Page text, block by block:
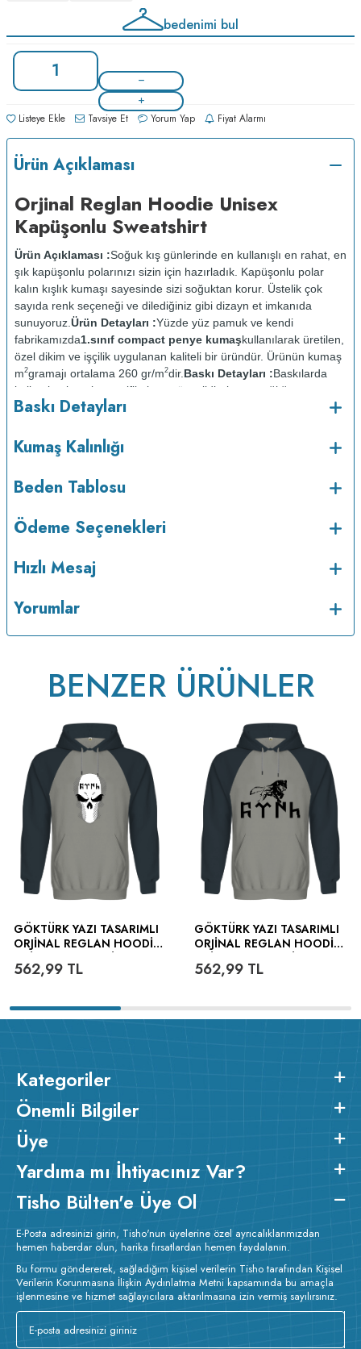
bedenimi bul
Listeye Ekle Tavsiye Et Yorum Yap Fiyat Alarmı
Ürün Açıklaması
Orjinal Reglan Hoodie Unisex
Kapüşonlu Sweatshirt
Ürün Açıklaması :Soğuk kış günlerinde en kullanışlı en rahat, en
şık kapüşonlu polarınızı sizin için hazırladık. Kapüşonlu polar
kalın kışlık kumaşı sayesinde sizi soğuktan korur. Üstelik çok
sayıda renk seçeneği ve dilediğiniz gibi dizayn et imkanıda
sunuyoruz. Ürün Detayları :Yüzde yüz pamuk ve kendi
fabrikamızda1.sınıf compact penye kumaşkullanılarak üretilen,
özel dikim ve işçilik uygulanan kaliteli bir üründür. Ürünün kumaş
m2gramajı ortalama 260 gr/m2dir. Baskı Detayları :Baskılarda
kullanılan boyalar sertifikalı ve güvenlidir; insan sağlığına zarar
Kumaş Kalınlığı :
Kısa programda maksimum 30
yıkanır.Kuru temizleme yapılmaz.
Baskı Detayları
Kumaş Kalınlığı
Beden Tablosu
Ödeme Seçenekleri
Hızlı Mesaj
Yorumlar
BENZER ÜRÜNLER
GÖKTÜRK YAZI TASARIMLI
ORJINAL REGLAN HOODIE
562,99 TL
GÖKTÜRK YAZI TASARIMLI
ORJINAL REGLAN HOODIE
562,99TL
Kategoriler
Önemli Bilgiler
Üye
Yardıma mı İhtiyacınız Var?
Tisho Bülten'e Üye Ol
E-Posta adresinizi girin, Tisho'nun üyelerine özel ayrıcalıklarımızdan
hemen haberdar olun, harika fırsatlardan hemen faydalanın.
Bu formu göndererek, sağladığım kişisel verilerin Tisho tarafından Kişisel
Verilerin Korunmasına İlişkin Aydınlatma Metni kapsamında bu amaçla
işlenmesine ve hizmet sağlayıcılara aktarılmasına izin vermiş sayılırsınız.